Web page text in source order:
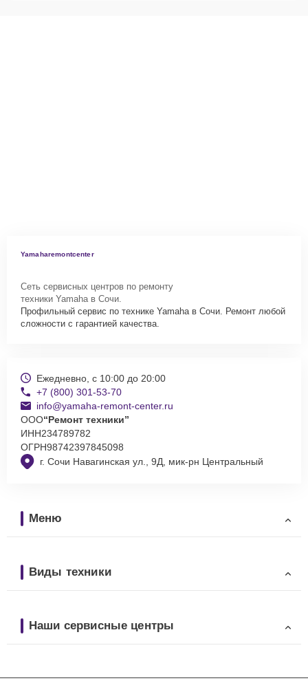
Yamaharemontcenter
Сеть сервисных центров по ремонту
техники Yamaha в Сочи.
Профильный сервис по технике Yamaha в Сочи. Ремонт любой
сложности с гарантией качества.
г. Сочи Навагинская ул., 9Д, мик-рн Центральный
Ежедневно, с 10:00 до 20:00
+7 (800) 301-53-70
info@yamaha-remont-center.ru
ООО“Ремонт техники”
ИНН234789782
ОГРН98742397845098
Меню
Виды техники
Наши сервисные центры